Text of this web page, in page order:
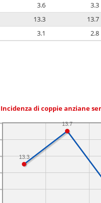
3.6 3.3
13.3 13.7
3.1 2.8
Incidenza di coppie anziane
13.7
13.3